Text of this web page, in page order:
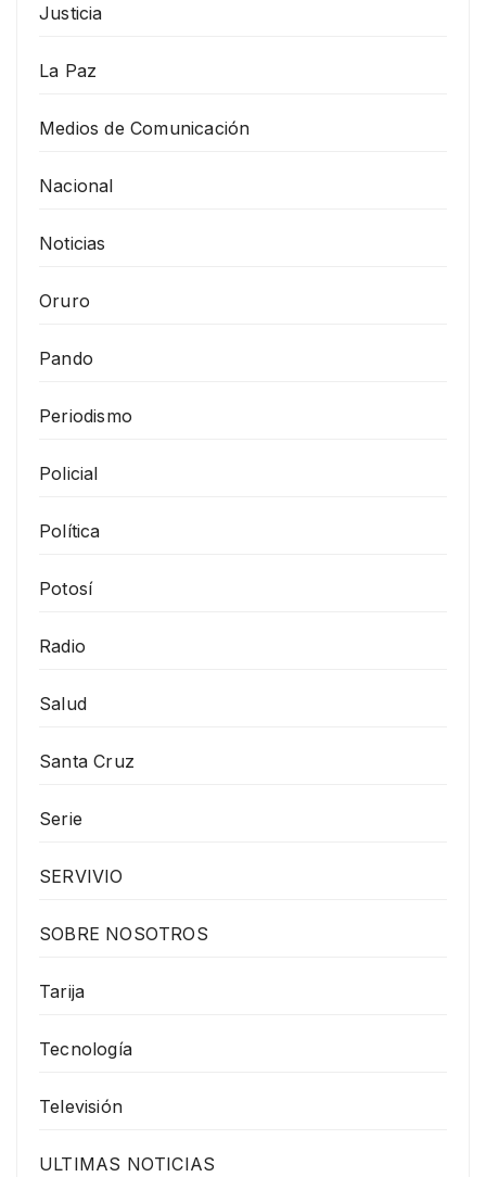
Justicia
La Paz
Medios de Comunicación
Nacional
Noticias
Oruro
Pando
Periodismo
Policial
Política
Potosí
Radio
Salud
Santa Cruz
Serie
SERVIVIO
SOBRE NOSOTROS
Tarija
Tecnología
Televisión
ULTIMAS NOTICIAS